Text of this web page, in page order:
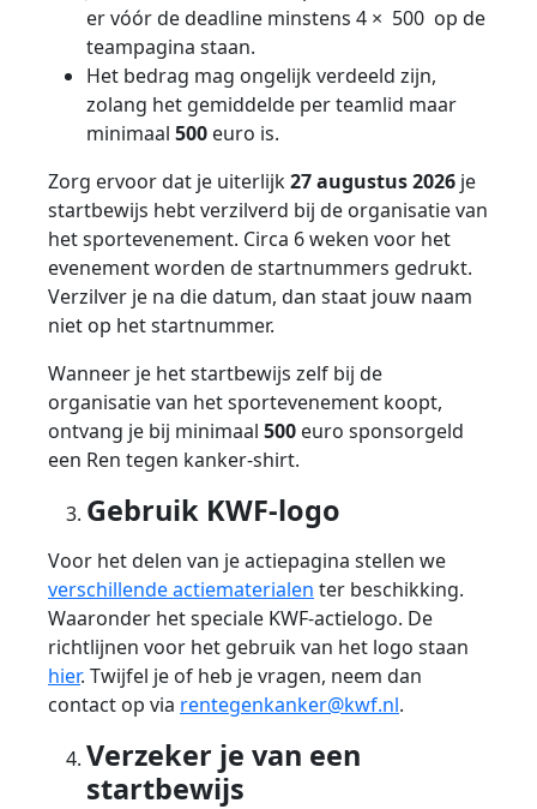
er vóór de deadline minstens 4 × 500 op de
teampagina staan.
Het bedrag mag ongelijk verdeeld zijn,
zolang het gemiddelde per teamlid maar
minimaal 500 euro is.
Zorg ervoor dat je uiterlijk27 augustus 2026 je
startbewijs hebt verzilverd bij de organisatie van
het sportevenement. Circa 6 weken voor het
evenement worden de startnummers gedrukt.
Verzilver je na die datum, dan staat jouw naam
niet op het startnummer.
Wanneer je het startbewijs zelf bij de
organisatie van het sportevenement koopt,
ontvang je bij minimaal 500 euro sponsorgeld
een Ren tegen kanker-shirt.
Gebruik KWF-logo
Voor het delen van je actiepagina stellen we
verschillende actiematerialen ter beschikking.
Waaronder het speciale KWF-actielogo. De
richtlijnen voor het gebruik van het logo staan
hier. Twijfel je of heb je vragen, neem dan
contact op via rentegenkanker@kwf.nl.
Verzeker je van een
startbewijs